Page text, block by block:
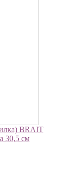
BRAIT
30,5 см